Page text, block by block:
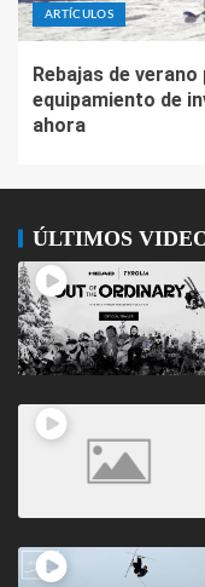
ARTÍCULOS
Rebajas de
equipamiento de
ahora
ÚLTIMOS